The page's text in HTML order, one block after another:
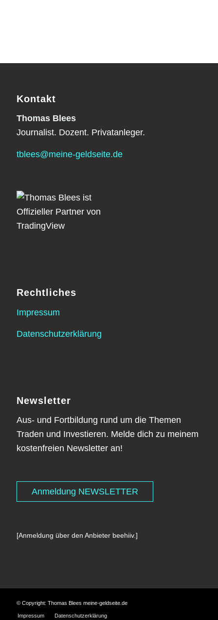
Kontakt
Thomas Blees
Journalist. Dozent. Privatanleger.
tblees@meine-geldseite.de
Rechtliches
Impressum
Datenschutzerklärung
Newsletter
Aus- und Fortbildung rund um die Themen
Traden und Investieren. Melde dich zu meinem
kostenfreien Newsletter an!
Anmeldung NEWSLETTER
[Anmeldung über den Anbieter beehiiv.]
© Copyright: Thomas Blees meine-geldseite.de
Impressum Datenschutzerklärung